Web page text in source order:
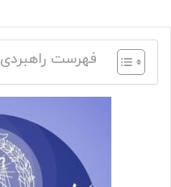
فهرست راهبردی